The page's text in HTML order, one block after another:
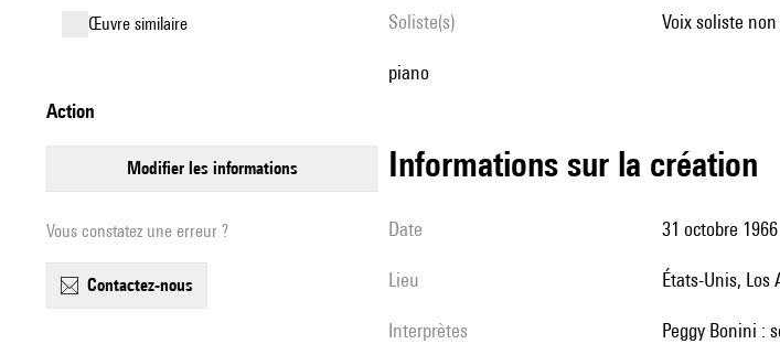
œuvre similaire
action
modifier les informations
Vous constatez une erreur ?
contactez-nous
Soliste(s) voix soliste
piano
informations sur la création
date 31 octobre 1966
lieu États-Unis, Los
interprètes Peggy Bonini :